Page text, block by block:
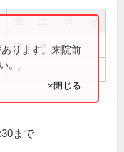
祝
●
ります。来院前
。
×閉じる
まで